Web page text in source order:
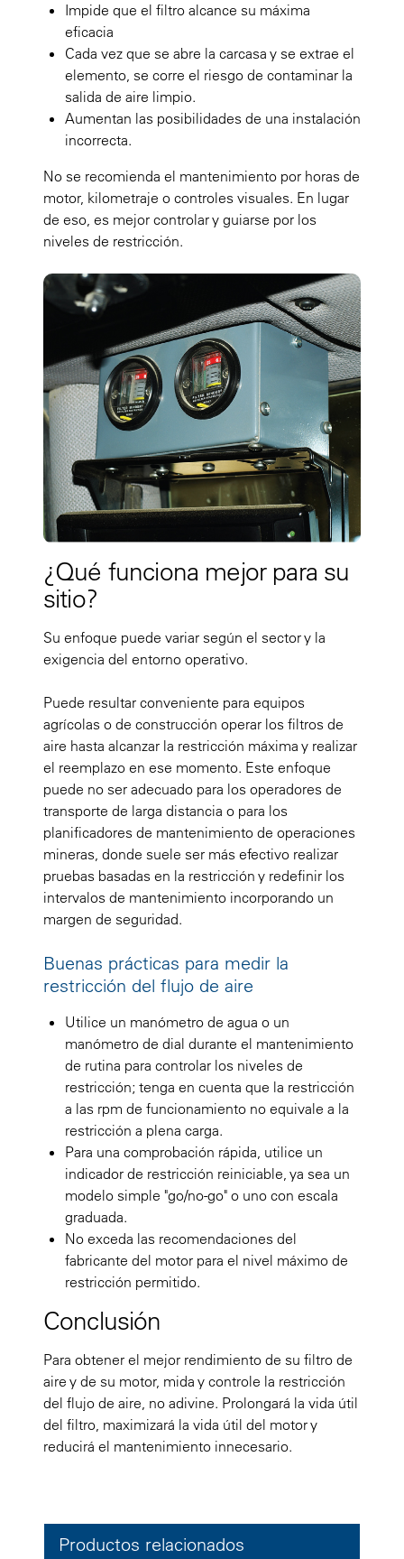
Impide que el filtro alcance su máxima
eficacia
Cada vez que se abre la carcasa y se extrae el
elemento, se corre el riesgo de contaminar la
salida de aire limpio.
Aumentan las posibilidades de una instalación
incorrecta.
No se recomienda el mantenimiento por horas de
motor, kilometraje o controles visuales. En lugar
de eso, es mejor controlar y guiarse por los
niveles de restricción.
¿Qué funciona mejor para su
sitio?
Su enfoque puede variar según el sector y la
exigencia del entorno operativo.
Puede resultar conveniente para equipos
agrícolas o de construcción operar los filtros de
aire hasta alcanzar la restricción máxima y realizar
el reemplazo en ese momento. Este enfoque
puede no ser adecuado para los operadores de
transporte de larga distancia o para los
planificadores de mantenimiento de operaciones
mineras, donde suele ser más efectivo realizar
pruebas basadas en la restricción y redefinir los
intervalos de mantenimiento incorporando un
margen de seguridad.
Buenas prácticas para medir la
restricción del flujo de aire
Utilice un manómetro de agua o un
manómetro de dial durante el mantenimiento
de rutina para controlar los niveles de
restricción; tenga en cuenta que la restricción
a las rpm de funcionamiento no equivale a la
restricción a plena carga.
Para una comprobación rápida, utilice un
indicador de restricción reiniciable, ya sea un
modelo simple "go/no-go" o uno con escala
graduada.
No exceda las recomendaciones del
fabricante del motor para el nivel máximo de
restricción permitido.
Conclusión
Para obtener el mejor rendimiento de su filtro de
aire y de su motor, mida y controle la restricción
del flujo de aire, no adivine. Prolongará la vida útil
del filtro, maximizará la vida útil del motor y
reducirá el mantenimiento innecesario.
Productos relacionados